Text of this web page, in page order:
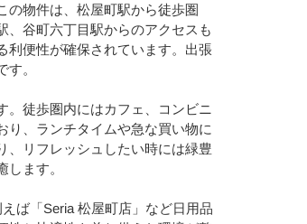
の物件は、松屋町駅から徒歩圏
、谷町六丁目駅からのアクセスも
利便性が確保されています。出張
。
。徒歩圏内にはカフェ、コンビニ
り、ランチタイムや急な買い物に
、リフレッシュしたい時には緑豊
ます。
ば「Seria 松屋町店」など日用品